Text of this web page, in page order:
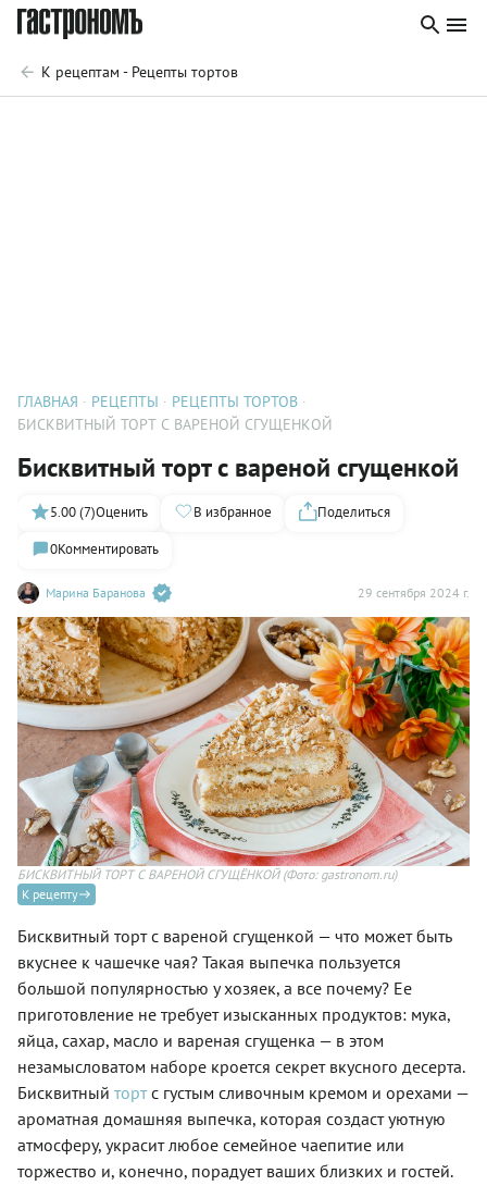
К рецептам - Рецепты тортов
ГЛАВНАЯ РЕЦЕПТЫ
РЕЦЕПТЫ ТОРТОВ
БИСКВИТНЫЙ ТОРТ С ВАРЕНОЙ СГУЩЕНКОЙ
Бисквитный торт с вареной сгущенкой
Марина Баранова 29 сентября 2024 г.
5.00 (7)Оценить В избранное
Поделиться
0Комментировать
БИСКВИТНЫЙ ТОРТ С ВАРЕНОЙ СГУЩЁНКОЙ(Фото: gastronom.ru)
К рецепту
Бисквитный торт с вареной сгущенкой — что может быть
вкуснее к чашечке чая? Такая выпечка пользуется
большой популярностью у хозяек, а все почему? Ее
приготовление не требует изысканных продуктов: мука,
яйца, сахар, масло и вареная сгущенка — в этом
незамысловатом наборе кроется секрет вкусного десерта.
Бисквитный тортс густым сливочным кремом и орехами —
ароматная домашняя выпечка, которая создаст уютную
атмосферу, украсит любое семейное чаепитие или
торжество и, конечно, порадует ваших близких и гостей.